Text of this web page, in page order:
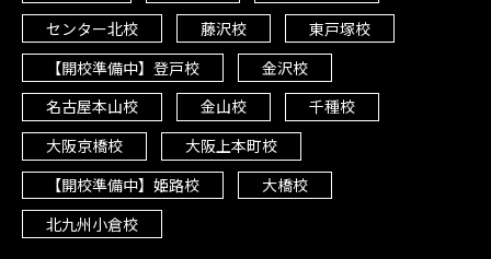
センター北校
藤沢校
東戸塚校
【開校準備中】登戸校
金沢校
名古屋本山校
金山校
千種校
大阪京橋校
大阪上本町校
【開校準備中】姫路校
大橋校
北九州小倉校